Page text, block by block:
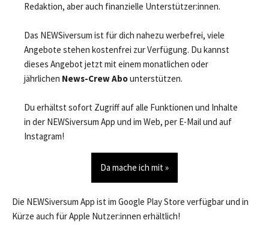
Redaktion, aber auch finanzielle Unterstützer:innen.
Das NEWSiversum ist für dich nahezu werbefrei, viele
Angebote stehen kostenfrei zur Verfügung. Du kannst
dieses Angebot jetzt mit einem monatlichen oder
jährlichen News-Crew Abounterstützen.
Du erhältst sofort Zugriff auf alle Funktionen und Inhalte
in der NEWSiversum App und im Web, per E-Mail und auf
Instagram!
Da mache ich mit »
Die NEWSiversum App ist im Google Play Store verfügbar und in
Kürze auch für Apple Nutzer:innen erhältlich!